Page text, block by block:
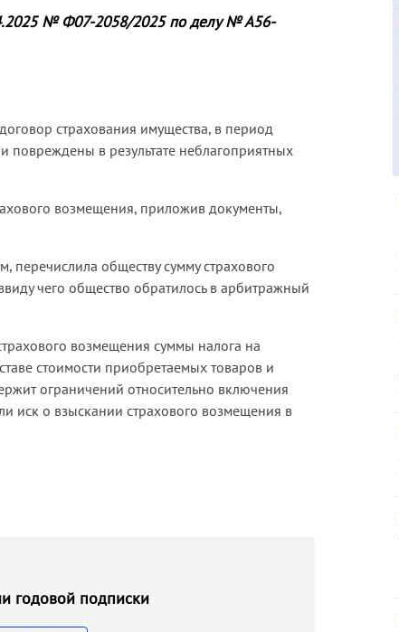
№ Ф07-2058/2025 по делу № А56-
страхования имущества, в период
повреждены в результате неблагоприятных
возмещения, приложив документы,
обществу сумму страхового
чего общество обратилось в арбитражный
возмещения суммы налога на
стоимости приобретаемых товаров и
ограничений относительно включения
иск о взыскании страхового возмещения в
годовой подписки